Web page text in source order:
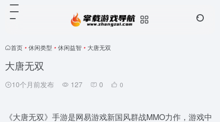
首页 • 休闲类型 • 休闲益智 • 大唐无双
大唐无双
10个月前发布 127 0 0
《大唐无双》手游是网易游戏新国风群战MMO力作，游戏中